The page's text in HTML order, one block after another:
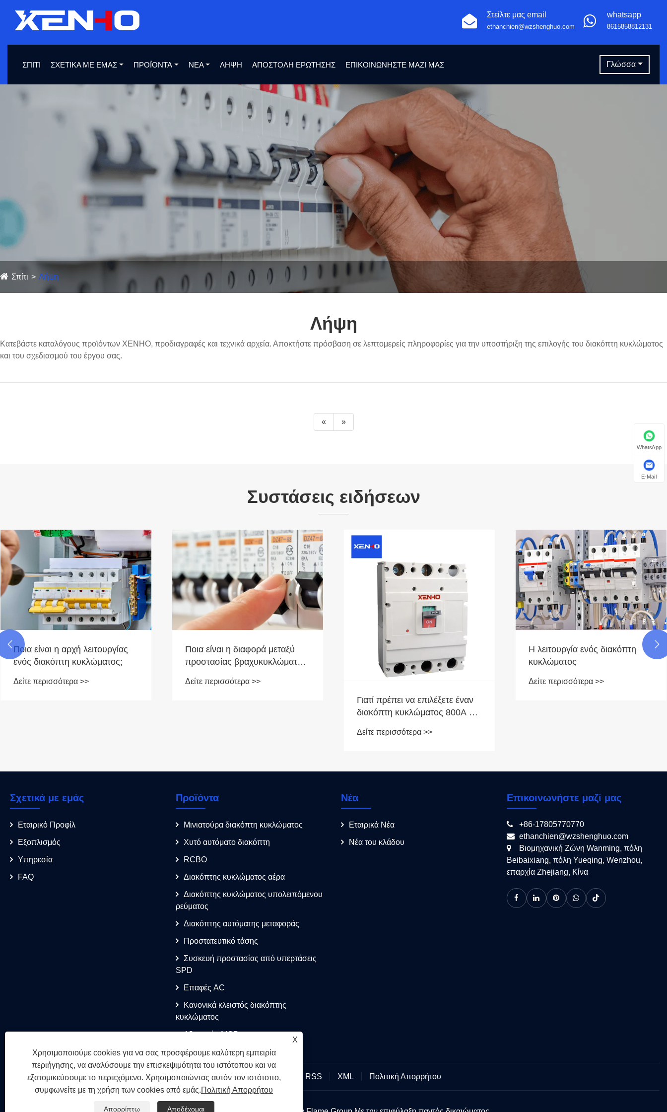
whatsapp
8615858812131
Στείλτε μας email
ethanchien@wzshenghuo.com
ΣΠΊΤΙ ΣΧΕΤΙΚΆ ΜΕ ΕΜΆΣ ΠΡΟΪΌΝΤΑ ΝΈΑ ΛΉΨΗ ΑΠΟΣΤΟΛΉ ΕΡΏΤΗΣΗΣ ΕΠΙΚΟΙΝΩΝΉΣΤΕ ΜΑΖΊ ΜΑΣ Γλώσσα
Σπίτι Λήψη
Λήψη
Κατεβάστε καταλόγους προϊόντων XENHO, προδιαγραφές και τεχνικά αρχεία. Αποκτήστε πρόσβαση σε λεπτομερείς πληροφορίες για την υποστήριξη της επιλογής του διακόπτη κυκλώματος
και του σχεδιασμού του έργου σας.
« »
Συστάσεις ειδήσεων
Ποια είναι η αρχή λειτουργίας
ενός διακόπτη κυκλώματος;
Δείτε περισσότερα >>
Ποια είναι η διαφορά μεταξύ
προστασίας βραχυκυκλώματος
υπερφόρτωσης;
Δείτε περισσότερα >>
Γιατί πρέπει να επιλέξετε έναν
διακόπτη κυκλώματος 800A για
Δείτε περισσότερα >>
Η λειτουργία ενός διακόπτη
κυκλώματος
Δείτε περισσότερα >>
 
Σχετικά με εμάς
Εταιρικό Προφίλ
Εξοπλισμός
Υπηρεσία
FAQ
Προϊόντα
Μινιατούρα διακόπτη κυκλώματος
Χυτό αυτόματο διακόπτη
RCBO
Διακόπτης κυκλώματος αέρα
Διακόπτης κυκλώματος υπολειπόμενου
ρεύματος
Διακόπτης αυτόματης μεταφοράς
Προστατευτικό τάσης
Συσκευή προστασίας από υπερτάσεις
SPD
Επαφές AC
Κανονικά κλειστός διακόπτης
κυκλώματος
Αξεσουάρ MCB
Νέα
Εταιρικά Νέα
Νέα του κλάδου
Επικοινωνήστε μαζί μας
+86-17805770770
ethanchien@wzshenghuo.com
Βιομηχανική Ζώνη Wanming, πόλη
Beibaixiang, πόλη Yueqing, Wenzhou,
επαρχία Zhejiang, Κίνα
Links Sitemap RSS XML Πολιτική Απορρήτου
WhatsApp
E-Mail
X
Χρησιμοποιούμε cookies για να σας προσφέρουμε καλύτερη εμπειρία
περιήγησης, να αναλύσουμε την επισκεψιμότητα του ιστότοπου και να
εξατομικεύσουμε το περιεχόμενο. Χρησιμοποιώντας αυτόν τον ιστότοπο,
συμφωνείτε με τη χρήση των cookies από εμάς.Πολιτική Απορρήτου
Απορρίπτω Αποδέχομαι